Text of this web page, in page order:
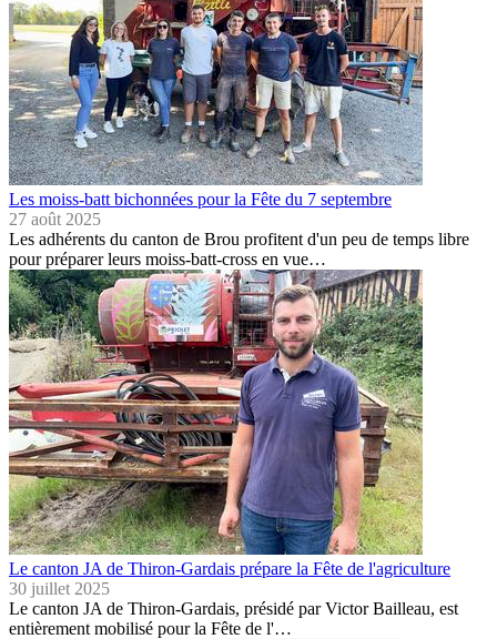
Les moiss-batt bichonnées pour la Fête du 7 septembre
27 août 2025
Les adhérents du canton de Brou profitent d'un peu de temps libre
pour préparer leurs moiss-batt-cross en vue…
Le canton JA de Thiron-Gardais prépare la Fête de l'agriculture
30 juillet 2025
Le canton JA de Thiron-Gardais, présidé par Victor Bailleau, est
entièrement mobilisé pour la Fête de l'…